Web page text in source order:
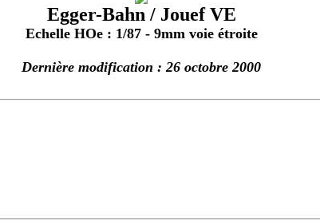
Egger-Bahn / Jouef VE
Echelle HOe : 1/87 - 9mm voie étroite
Dernière modification : 26 octobre 2000